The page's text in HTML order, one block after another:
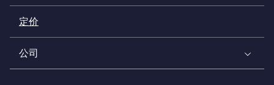
定价
公司